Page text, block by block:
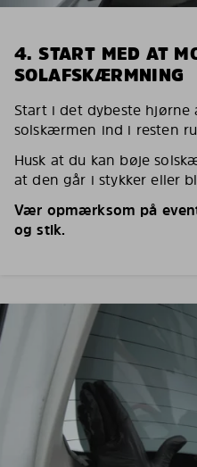
4. START MED AT
SOLAFSKÆRMNING
Start i det dybeste
solskærmen ind i resten
Husk at du kan bøje
at den går i stykker eller
Vær opmærksom på
og stik.